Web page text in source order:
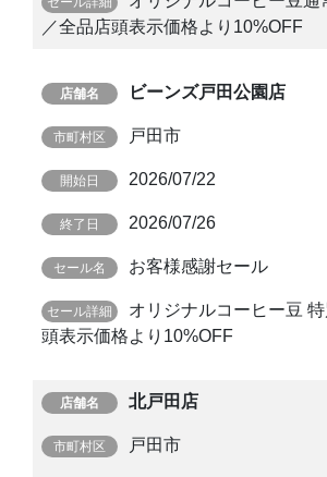
／全品店頭表示価格より10%OFF
ビーンズ戸田公園店
戸田市
2026/07/22
2026/07/26
お客様感謝セール
オリジナルコーヒー豆
頭表示価格より10%OFF
北戸田店
戸田市